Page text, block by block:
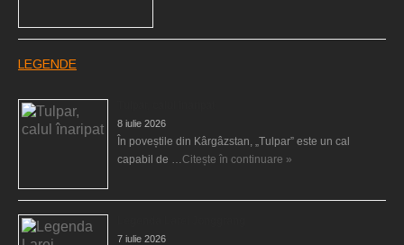
LEGENDE
8 iulie 2026
În poveștile din Kârgâzstan, „Tulpar” este un cal
capabil de …Citește în continuare »
7 iulie 2026